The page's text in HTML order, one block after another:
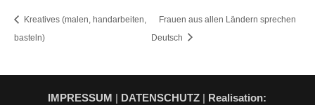
Kreatives (malen, handarbeiten,
basteln)
Frauen aus allen Ländern sprechen
Deutsch
IMPRESSUM | DATENSCHUTZ | Realisation: